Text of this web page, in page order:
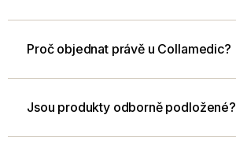
Proč objednat právě u Collamedic?
Jsou produkty odborně podložené?